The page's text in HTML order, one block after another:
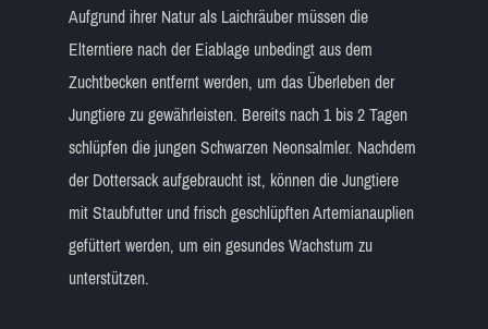
Aufgrund ihrer Natur als Laichräuber müssen die
Elterntiere nach der Eiablage unbedingt aus dem
Zuchtbecken entfernt werden, um das Überleben der
Jungtiere zu gewährleisten. Bereits nach 1 bis 2 Tagen
schlüpfen die jungen Schwarzen Neonsalmler. Nachdem
der Dottersack aufgebraucht ist, können die Jungtiere
mit Staubfutter und frisch geschlüpften Artemianauplien
gefüttert werden, um ein gesundes Wachstum zu
unterstützen.